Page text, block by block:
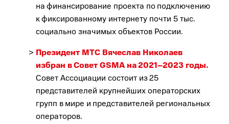
на финансирование проекта по подключению
к фиксированному интернету почти 5 тыс.
социально значимых объектов России.
Президент МТС Вячеслав Николаев
избран в Совет GSMA на 2021–2023 годы.
Совет Ассоциации состоит из 25
представителей крупнейших операторских
групп в мире и представителей региональных
операторов.